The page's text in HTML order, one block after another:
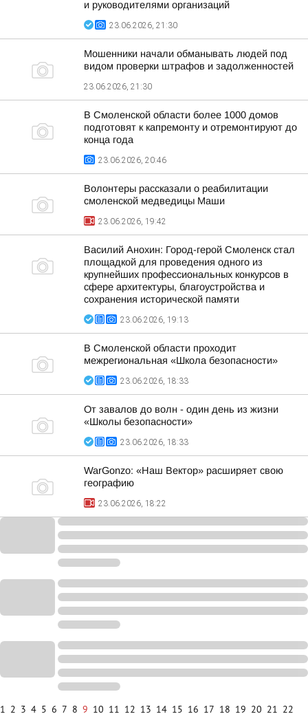
и руководителями организаций
23.06.2026, 21:30
Мошенники начали обманывать людей под
видом проверки штрафов и задолженностей
23.06.2026, 21:30
В Смоленской области более 1000 домов
подготовят к капремонту и отремонтируют до
конца года
23.06.2026, 20:46
Волонтеры рассказали о реабилитации
смоленской медведицы Маши
23.06.2026, 19:42
Василий Анохин: Город-герой Смоленск стал
площадкой для проведения одного из
крупнейших профессиональных конкурсов в
сфере архитектуры, благоустройства и
сохранения исторической памяти
23.06.2026, 19:13
В Смоленской области проходит
межрегиональная «Школа безопасности»
23.06.2026, 18:33
От завалов до волн - один день из жизни
«Школы безопасности»
23.06.2026, 18:33
WarGonzo: «Наш Вектор» расширяет свою
географию
23.06.2026, 18:22
1 2 3 4 5 6 7 8 9 10 11 12 13 14 15 16 17 18 19 20 21 22